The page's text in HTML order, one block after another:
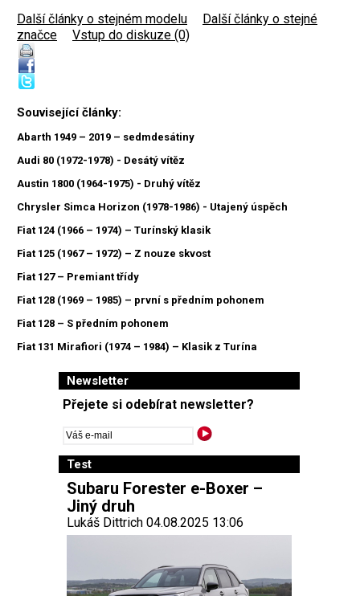
Další články o stejném modelu
Další články o stejné
značce
Vstup do diskuze (0)
Související články:
Abarth 1949 – 2019 – sedmdesátiny
Audi 80 (1972-1978) - Desátý vítěz
Austin 1800 (1964-1975) - Druhý vítěz
Chrysler Simca Horizon (1978-1986) - Utajený úspěch
Fiat 124 (1966 – 1974) – Turínský klasik
Fiat 125 (1967 – 1972) – Z nouze skvost
Fiat 127 – Premiant třídy
Fiat 128 (1969 – 1985) – první s předním pohonem
Fiat 128 – S předním pohonem
Fiat 131 Mirafiori (1974 – 1984) – Klasik z Turína
Newsletter
Přejete si odebírat newsletter?
Test
Subaru Forester e-Boxer –
Jiný druh
Lukáš Dittrich 04.08.2025 13:06